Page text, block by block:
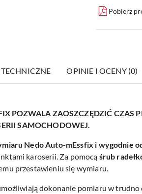
Pobierz
OPINIE I OCENY (0)
POZWALA ZAOSZCZĘDZIĆ CZAS
SAMOCHODOWEJ.
Nedo Auto-mEssfix i wygodnie
karoserii. Za pomocą śrub
przestawieniu się wymiaru.
dokonanie pomiaru w trudno